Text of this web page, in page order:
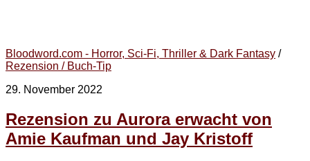
Bloodword.com - Horror, Sci-Fi, Thriller & Dark Fantasy /
Rezension / Buch-Tip
29. November 2022
Rezension zu Aurora erwacht von
Amie Kaufman und Jay Kristoff